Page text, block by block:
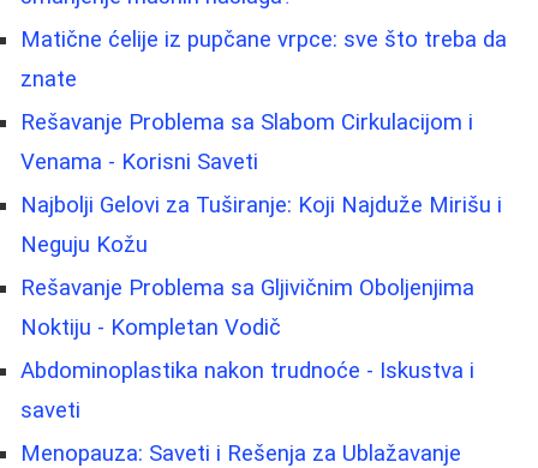
Matične ćelije iz pupčane vrpce: sve što treba da
znate
Rešavanje Problema sa Slabom Cirkulacijom i
Venama - Korisni Saveti
Najbolji Gelovi za Tuširanje: Koji Najduže Mirišu i
Neguju Kožu
Rešavanje Problema sa Gljivičnim Oboljenjima
Noktiju - Kompletan Vodič
Abdominoplastika nakon trudnoće - Iskustva i
saveti
Menopauza: Saveti i Rešenja za Ublažavanje